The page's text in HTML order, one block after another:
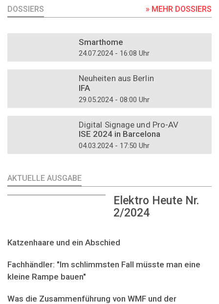
DOSSIERS » MEHR DOSSIERS
Smarthome
24.07.2024 - 16:08 Uhr
Neuheiten aus Berlin
IFA
29.05.2024 - 08:00 Uhr
Digital Signage und Pro-AV
ISE 2024 in Barcelona
04.03.2024 - 17:50 Uhr
AKTUELLE AUSGABE
Elektro Heute Nr.
2/2024
Katzenhaare und ein Abschied
Fachhändler: "Im schlimmsten Fall müsste man eine
kleine Rampe bauen"
Was die Zusammenführung von WMF und der